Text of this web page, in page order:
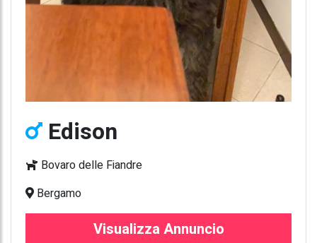
Edison
Bovaro delle Fiandre
Bergamo
Visualizza Annuncio